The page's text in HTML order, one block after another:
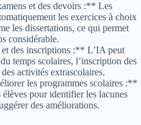
et des devoirs :** Les
les exercices à choix
les dissertations, ce qui permet
considérable.
des inscriptions :** L’IA peut
temps scolaires, l’inscription des
activités extrascolaires.
les programmes scolaires :**
pour identifier les lacunes
des améliorations.